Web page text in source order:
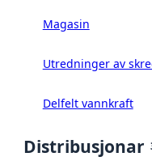
Magasin
Utredninger av
Delfelt vannkraft
Distribusjonar